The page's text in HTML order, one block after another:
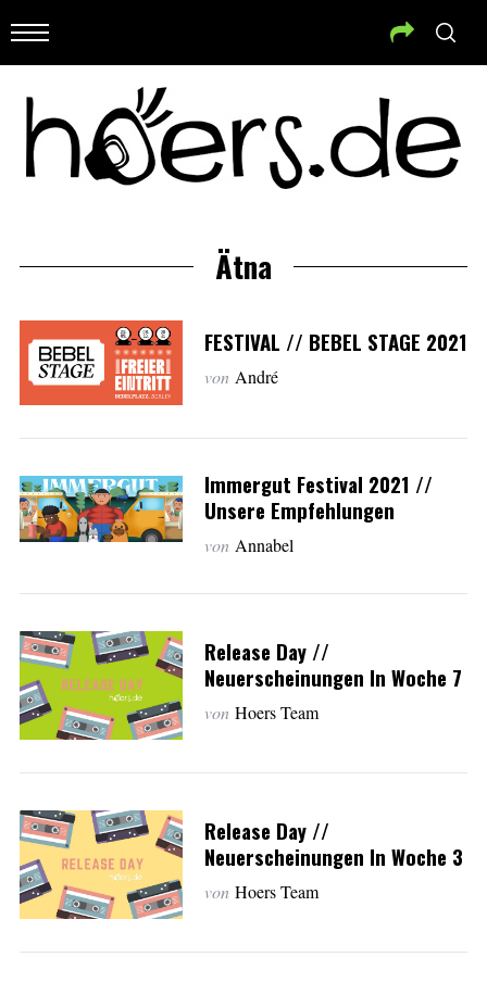
Ätna
FESTIVAL // BEBEL STAGE 2021
von André
Immergut Festival 2021 //
Unsere Empfehlungen
von Annabel
Release Day //
Neuerscheinungen In Woche 7
von Hoers Team
Release Day //
Neuerscheinungen In Woche 3
von Hoers Team